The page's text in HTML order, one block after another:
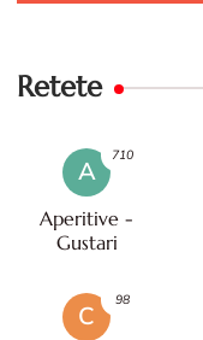
Retete
A
Aperitive -
Gustari
710
C
98